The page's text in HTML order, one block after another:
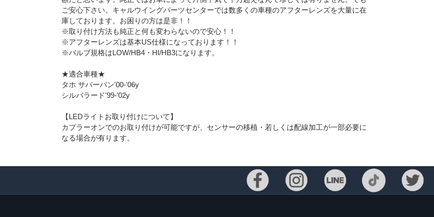
ご安心下さい。キャルウイングパーツセンターでは数多くの車種のアフターレンズを大量に在
庫しております。お困りの方は是非！！
※取り付け方法も純正と何も変わらないので安心！！
※アフターレンズは基本US仕様になっております！！
※バルブ規格はLOW/HB4・HI/HB3になります。
★適合車種★
タホ サバーバン'00-'06y
シルバラード'99-'02y
【LEDライトお取り付けについて】
カプラーオンでのお取り付けが可能ですが、センサーの移植・若しくは配線加工が一部必要に
なる場合が有ります。
プライバ